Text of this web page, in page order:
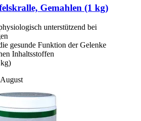
Gemahlen (1 kg)
unterstützend bei
gesunde Funktion der Gelenke
Inhaltsstoffen